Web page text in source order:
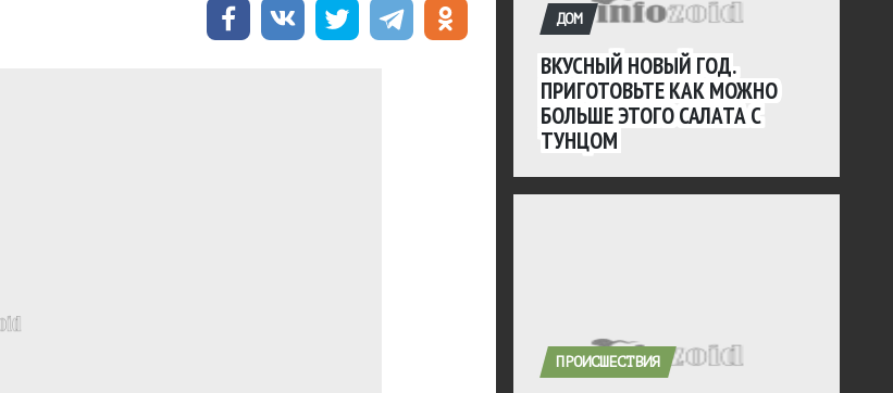
ДОМ
ВКУСНЫЙ НОВЫЙ ГОД.
ПРИГОТОВЬТЕ КАК МОЖНО
БОЛЬШЕ ЭТОГО САЛАТА С
ТУНЦОМ
ПРОИСШЕСТВИЯ